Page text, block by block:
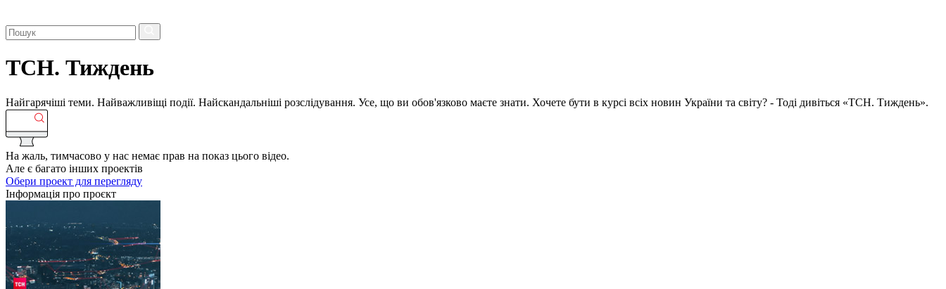
ТСН. Тиждень
Найгарячіші теми. Найважливіщі події. Найскандальніші розслідування. Усе, що ви обов'язково маєте знати. Хочете бути в курсі всіх новин України та світу? - Тоді дивіться «ТСН. Тиждень».
На жаль, тимчасово у нас немає прав на показ цього відео.
Але є багато інших проектів
Обери проект для перегляду
Інформація про проєкт